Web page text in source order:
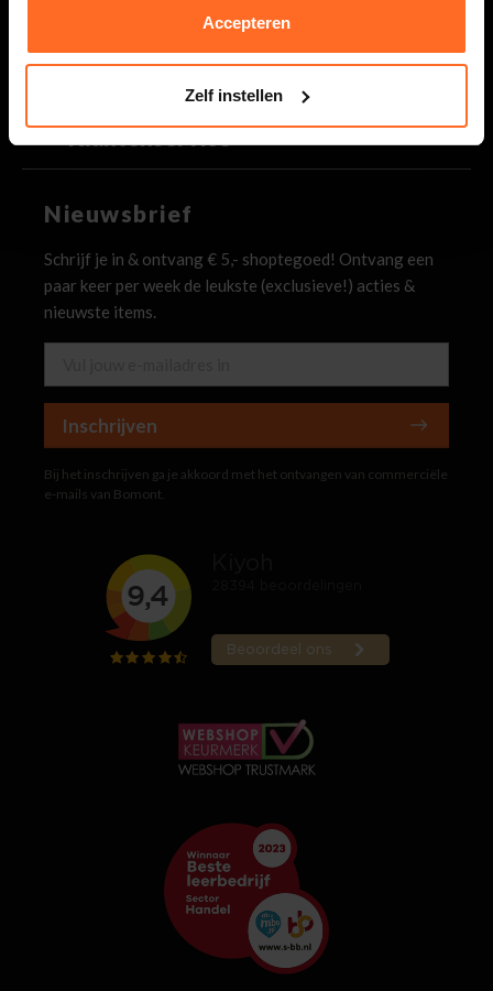
Accepteren
Zelf instellen
Bomont
Klantenservice
Nieuwsbrief
Schrijf je in & ontvang € 5,- shoptegoed! Ontvang een
paar keer per week de leukste (exclusieve!) acties &
nieuwste items.
Inschrijven
Bij het inschrijven ga je akkoord met het ontvangen van commerciële
e-mails van Bomont.